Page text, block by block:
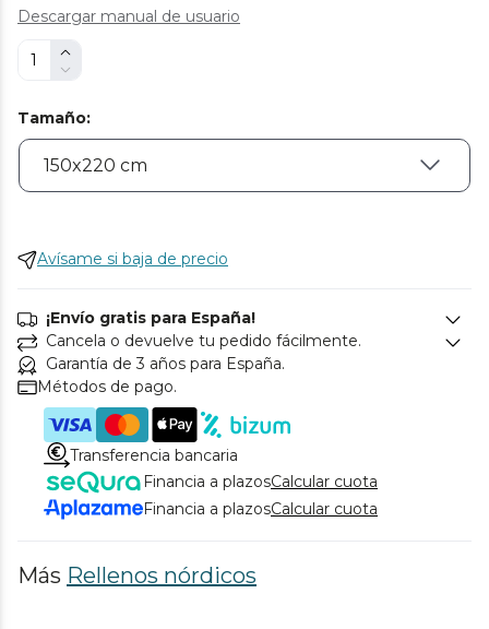
Descargar manual de usuario
Tamaño:
Avísame si baja de precio
¡Envío gratis para España!
Cancela o devuelve tu pedido fácilmente.
Garantía de 3 años para España.
Métodos de pago.
Transferencia bancaria
Financia a plazosCalcular cuota
Financia a plazosCalcular cuota
Más Rellenos nórdicos